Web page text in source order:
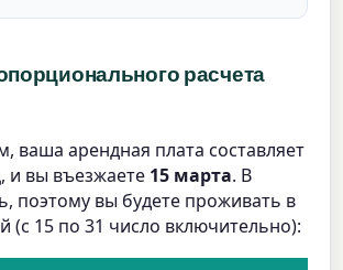
расчета
ваша арендная плата составляет
и вы въезжаете 15 марта. В
поэтому вы будете проживать в
(с 15 по 31 число включительно):